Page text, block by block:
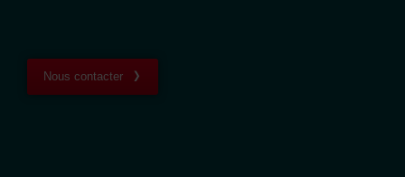
Nous contacter